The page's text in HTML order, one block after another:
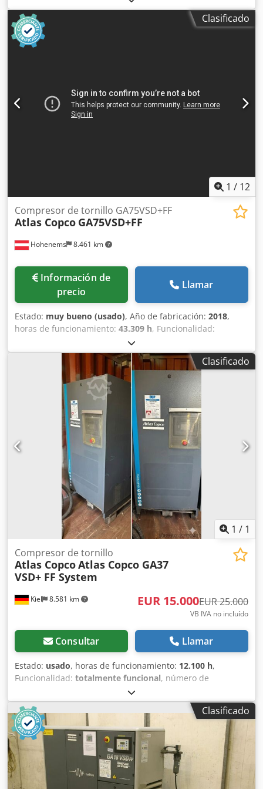
secador frigorífico, Atlas Copco, compresor aire, modelo :
GA90VSDFF, de tornillo lubricado con variador frecuencia,
variador de velocidad(VSD), con secador, presion:12,7 bar
Caudal aire:293,1 L/S, motor:3508 r/min, año 2016, peso:
Clasificado
1 / 12
Hohenems 8.461 km
Compresor de tornillo GA75VSD+FF
Atlas Copco GA75VSD+FF
Información de
precio
Llamar
Estado: muy bueno (usado), Año de fabricación: 2018,
horas de funcionamiento: 43.309 h, Funcionalidad:
, Compresor de tornillo Atlas Copco
GA75VSD+FF Dwodozp Urwspfx Afhoa Inversor y secador
integrados 75 kW 12,75 bar 15,50 m³/min Año de
fabricación: 2018 Horas de funcionamiento: 43.309
Clasificado
1 / 1
Kiel 8.581 km
Compresor de tornillo
Atlas CopcoAtlas Copco GA37
VSD+ FF System
EUR 15.000EUR 25.000
VB IVA no incluído
Consultar Llamar
Estado: usado, horas de funcionamiento: 12.100 h,
Funcionalidad: totalmente funcional, número de
, Ofrecemos a la venta un
potente compresor industrial de la marca Atlas Copco. El
equipo es de segunda mano, ha sido mantenido
periódicamente por personal especializado y está listo
para su uso inmediato. Dedpfxjzdqz Dj Afhjwa Datos
técnicos: Tipo: GA37 VSD+ FF (tecnología VSD+ para la
máxima eficiencia energética) Horas de funcionamiento:
12.100 horas Estado: De segunda mano, en muy buen
Clasificado